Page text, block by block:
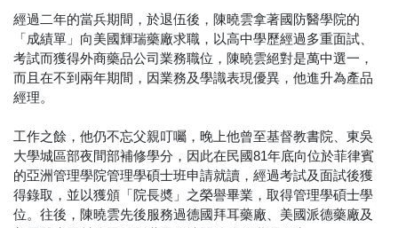
經過二年的當兵期間，於退伍後，陳曉雲拿著國防醫學院的
「成績單」向美國輝瑞藥廠求職，以高中學歷經過多重面試、
考試而獲得外商藥品公司業務職位，陳曉雲絕對是萬中選一，
而且在不到兩年期間，因業務及學識表現優異，他進升為產品
經理。
工作之餘，他仍不忘父親叮囑，晚上他曾至基督教書院、東吳
大學城區部夜間部補修學分，因此在民國81年底向位於菲律賓
的亞洲管理學院管理學碩士班申請就讀，經過考試及面試後獲
得錄取，並以獲頒「院長奬」之榮譽畢業，取得管理學碩士學
位。往後，陳曉雲先後服務過德國拜耳藥廠、美國派德藥廠及